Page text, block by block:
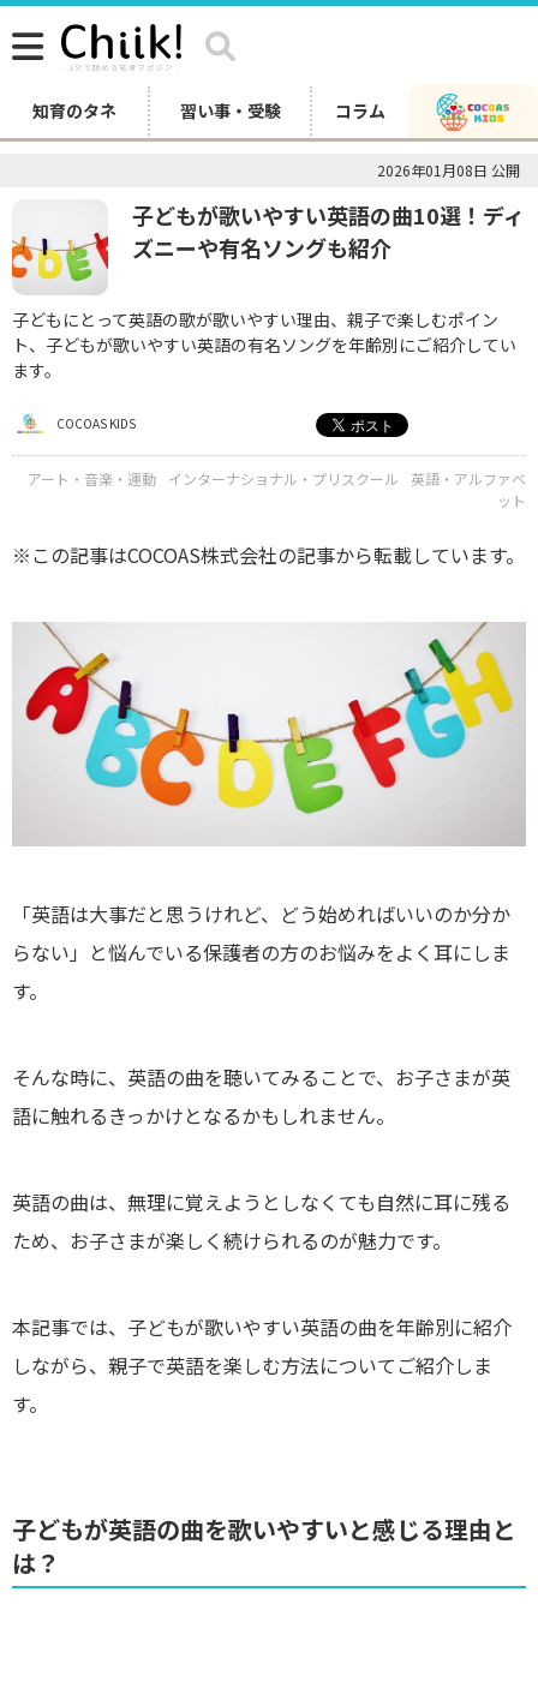
知育のタネ 習い事・受験 コラム
2026年01月08日 公開
子どもが歌いやすい英語の曲10選！ディ
ズニーや有名ソングも紹介
子どもにとって英語の歌が歌いやすい理由、親子で楽しむポイン
ト、子どもが歌いやすい英語の有名ソングを年齢別にご紹介してい
ます。
COCOAS KIDS
アート・音楽・運動 インターナショナル・プリスクール
英語・アルファベ
ット
※この記事はCOCOAS株式会社の記事から転載しています。
「英語は大事だと思うけれど、どう始めればいいのか分か
らない」と悩んでいる保護者の方のお悩みをよく耳にしま
す。
そんな時に、英語の曲を聴いてみることで、お子さまが英
語に触れるきっかけとなるかもしれません。
英語の曲は、無理に覚えようとしなくても自然に耳に残る
ため、お子さまが楽しく続けられるのが魅力です。
本記事では、子どもが歌いやすい英語の曲を年齢別に紹介
しながら、親子で英語を楽しむ方法についてご紹介しま
す。
子どもが英語の曲を歌いやすいと感じる理由と
は？